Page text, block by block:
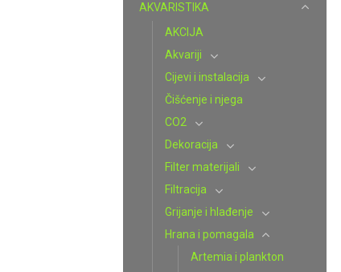
AKVARISTIKA
AKCIJA
Akvariji
Cijevi i instalacija
Čišćenje i njega
CO2
Dekoracija
Filter materijali
Filtracija
Grijanje i hlađenje
Hrana i pomagala
Artemia i plankton